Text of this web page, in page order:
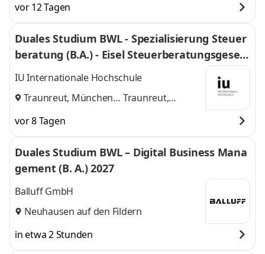
vor 12 Tagen
Duales Studium BWL - Spezialisierung Steuer
beratung (B.A.) - Eisel Steuerberatungsgesell
schaft mbH & Co. KG
IU Internationale Hochschule
Traunreut, München
Traunreut,
vor 8 Tagen
Duales Studium BWL – Digital Business Mana
gement (B. A.) 2027
Balluff GmbH
Neuhausen auf den Fildern
in etwa 2 Stunden